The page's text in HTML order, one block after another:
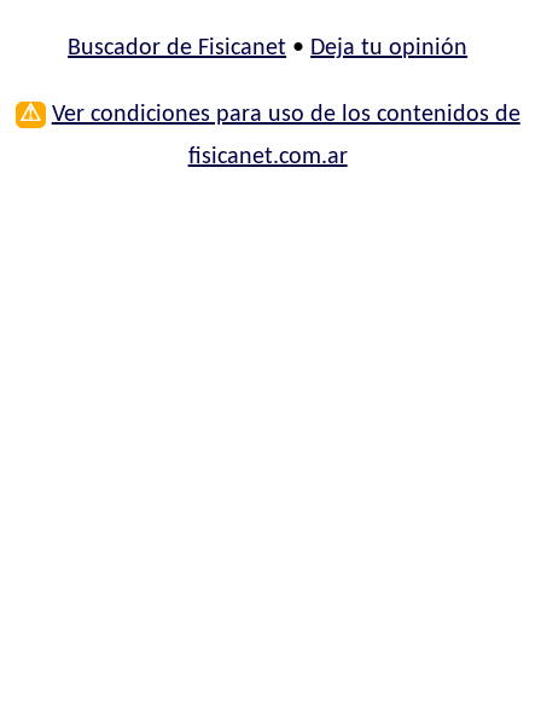
Buscador de Fisicanet • Deja tu opinión
⚠ Ver condiciones para uso de los contenidos de
fisicanet.com.ar